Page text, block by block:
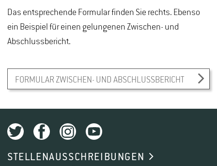
Das entsprechende Formular finden Sie rechts. Ebenso
ein Beispiel für einen gelungenen Zwischen- und
Abschlussbericht.
FORMULAR ZWISCHEN- UND ABSCHLUSSBERICHT
STELLENAUSSCHREIBUNGEN